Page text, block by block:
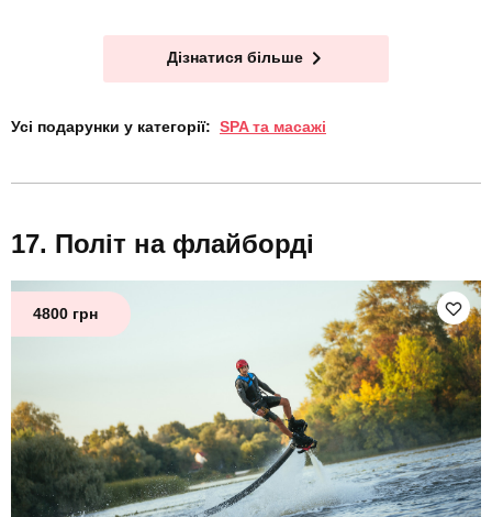
Дізнатися більше
Усі подарунки у категорії: SPA та масажі
Політ на флайборді
4800 грн